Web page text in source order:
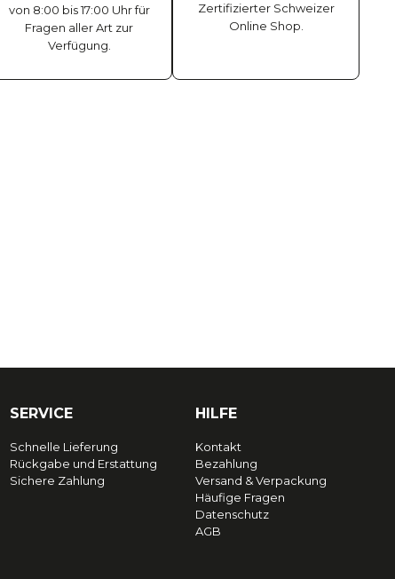
von 8:00 bis 17:00 Uhr für
Fragen aller Art zur
Verfügung.
Zertifizierter Schweizer
Online Shop.
SERVICE
Schnelle Lieferung
Rückgabe und Erstattung
Sichere Zahlung
HILFE
Kontakt
Bezahlung
Versand & Verpackung
Häufige Fragen
Datenschutz
AGB